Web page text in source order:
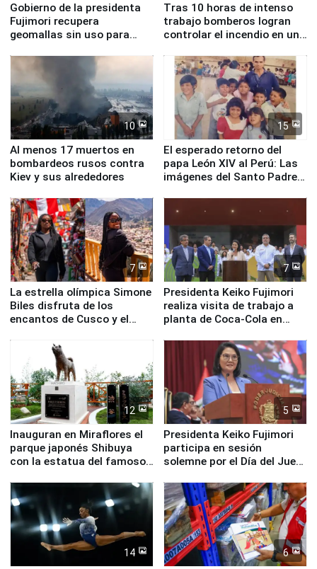
Gobierno de la presidenta
Fujimori recupera
geomallas sin uso para
Fenómeno El Niño
Tras 10 horas de intenso
trabajo bomberos logran
controlar el incendio en una
de Chile
10
Al menos 17 muertos en
bombardeos rusos contra
Kiev y sus alrededores
15
El esperado retorno del
papa León XIV al Perú: Las
imágenes del Santo Padre
7
La estrella olímpica Simone
Biles disfruta de los
encantos de Cusco y el
7
Presidenta Keiko Fujimori
realiza visita de trabajo a
planta de Coca-Cola en
12
Inauguran en Miraflores el
parque japonés Shibuya
con la estatua del famoso
5
Presidenta Keiko Fujimori
participa en sesión
solemne por el Día del Juez
14 6